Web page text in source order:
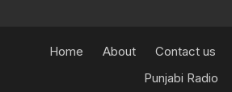
Home About Contact us
Punjabi Radio